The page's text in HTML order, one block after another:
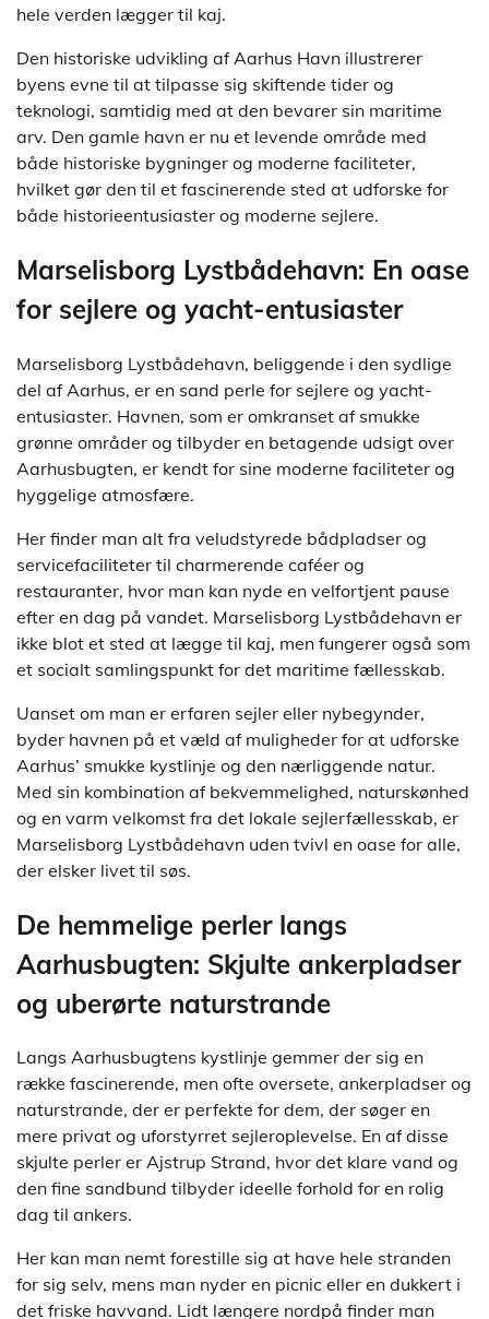
hele verden lægger til kaj.
Den historiske udvikling af Aarhus Havn illustrerer
byens evne til at tilpasse sig skiftende tider og
teknologi, samtidig med at den bevarer sin maritime
arv. Den gamle havn er nu et levende område med
både historiske bygninger og moderne faciliteter,
hvilket gør den til et fascinerende sted at udforske for
både historieentusiaster og moderne sejlere.
Marselisborg Lystbådehavn: En oase
for sejlere og yacht-entusiaster
Marselisborg Lystbådehavn, beliggende i den sydlige
del af Aarhus, er en sand perle for sejlere og yacht-
entusiaster. Havnen, som er omkranset af smukke
grønne områder og tilbyder en betagende udsigt over
Aarhusbugten, er kendt for sine moderne faciliteter og
hyggelige atmosfære.
Her finder man alt fra veludstyrede bådpladser og
servicefaciliteter til charmerende caféer og
restauranter, hvor man kan nyde en velfortjent pause
efter en dag på vandet. Marselisborg Lystbådehavn er
ikke blot et sted at lægge til kaj, men fungerer også som
et socialt samlingspunkt for det maritime fællesskab.
Uanset om man er erfaren sejler eller nybegynder,
byder havnen på et væld af muligheder for at udforske
Aarhus’ smukke kystlinje og den nærliggende natur.
Med sin kombination af bekvemmelighed, naturskønhed
og en varm velkomst fra det lokale sejlerfællesskab, er
Marselisborg Lystbådehavn uden tvivl en oase for alle,
der elsker livet til søs.
De hemmelige perler langs
Aarhusbugten: Skjulte ankerpladser
og uberørte naturstrande
Langs Aarhusbugtens kystlinje gemmer der sig en
række fascinerende, men ofte oversete, ankerpladser og
naturstrande, der er perfekte for dem, der søger en
mere privat og uforstyrret sejleroplevelse. En af disse
skjulte perler er Ajstrup Strand, hvor det klare vand og
den fine sandbund tilbyder ideelle forhold for en rolig
dag til ankers.
Her kan man nemt forestille sig at have hele stranden
for sig selv, mens man nyder en picnic eller en dukkert i
det friske havvand. Lidt længere nordpå finder man